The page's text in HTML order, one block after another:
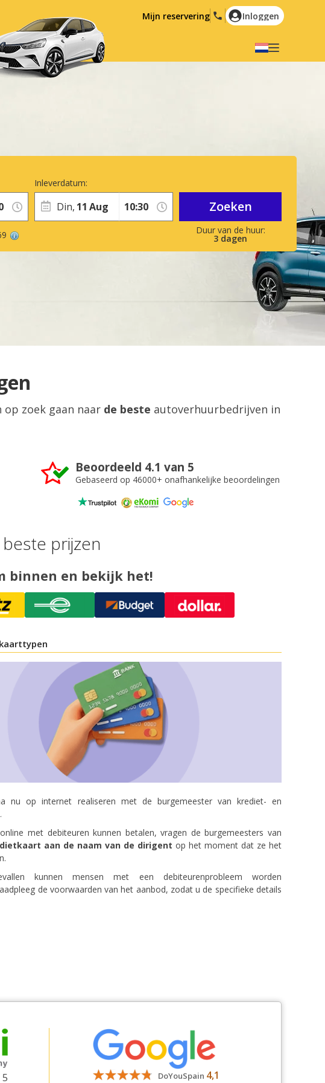
Mijn reservering Inloggen
Română
Ελληνικά
Русский
Hrvatski
3 dagen
Inleverdatum:
Din, 11 Aug Zoeken
zoek gaan naar de beste autoverhuurbedrijven in
Beoordeeld 4.1 van 5
Gebaseerd op 46000+ onafhankelijke beoordelingen
prijzen
binnen en bekijk het!
nu op internet realiseren met de burgemeester van krediet- en
met debiteuren kunnen betalen, vragen de burgemeesters van
aan de naam van de dirigent op het moment dat ze het
kunnen mensen met een debiteurenprobleem worden
de voorwaarden van het aanbod, zodat u de specifieke details
DoYouSpain 4,1